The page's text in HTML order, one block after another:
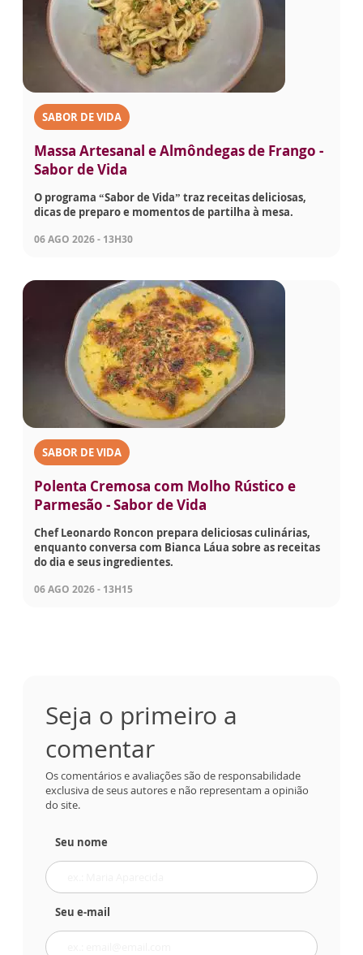
SABOR DE VIDA
Massa Artesanal e Almôndegas de Frango -
Sabor de Vida
O programa “Sabor de Vida” traz receitas deliciosas,
dicas de preparo e momentos de partilha à mesa.
06 AGO 2026 - 13H30
SABOR DE VIDA
Polenta Cremosa com Molho Rústico e
Parmesão - Sabor de Vida
Chef Leonardo Roncon prepara deliciosas culinárias,
enquanto conversa com Bianca Láua sobre as receitas
do dia e seus ingredientes.
06 AGO 2026 - 13H15
Seja o primeiro a
comentar
Os comentários e avaliações são de responsabilidade
exclusiva de seus autores e não representam a opinião
do site.
Seu nome
Seu e-mail